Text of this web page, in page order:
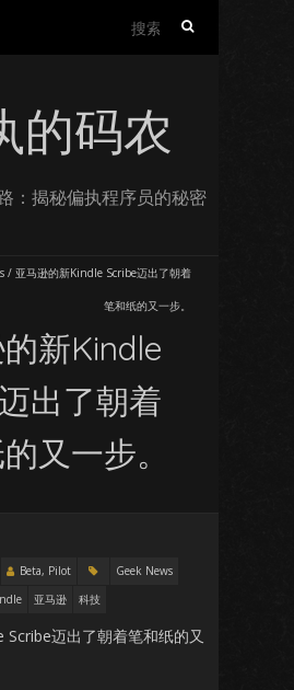
的码农
：揭秘偏执程序员的秘密
/ 亚马逊的新Kindle Scribe迈出了朝着
笔和纸的又一步。
新Kindle
出了朝着
又一步。
Beta, Pilot
Geek News
亚马逊 科技
Scribe迈出了朝着笔和纸的又